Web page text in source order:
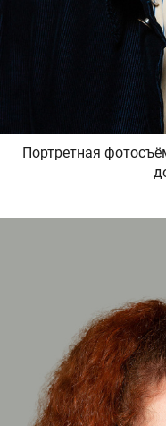
Портретная